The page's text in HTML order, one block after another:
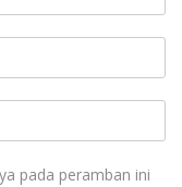
pada peramban ini